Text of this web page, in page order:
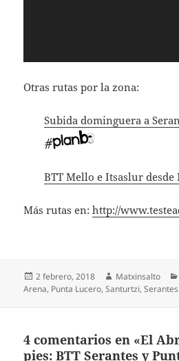
Otras rutas por la zona:
Subida dominguera a
BTT Mello e Itsaslur desde
Más rutas en:http://
Publicado
el
2 febrero, 2018 Autor
Matxinsalto
Arena, Punta Lucero,Santurtzi,Serantes
4 comentarios en «El
pies: BTT Serantes y